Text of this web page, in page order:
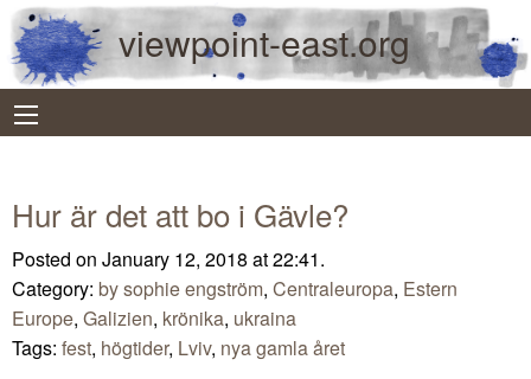
viewpoint-east.org
Hur är det att bo i Gävle?
Posted on January 12, 2018 at 22:41.
Category: by sophie engström, Centraleuropa, Estern
Europe, Galizien, krönika, ukraina
Tags: fest, högtider, Lviv, nya gamla året